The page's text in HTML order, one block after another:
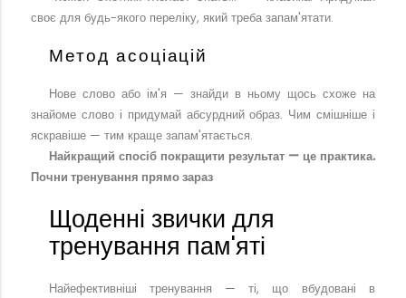
своє для будь-якого переліку, який треба запам'ятати.
Метод асоціацій
Нове слово або ім'я — знайди в ньому щось схоже на
знайоме слово і придумай абсурдний образ. Чим смішніше і
яскравіше — тим краще запам'ятається.
Найкращий спосіб покращити результат — це практика.
Почни тренування прямо зараз
Щоденні звички для
тренування пам'яті
Найефективніші тренування — ті, що вбудовані в